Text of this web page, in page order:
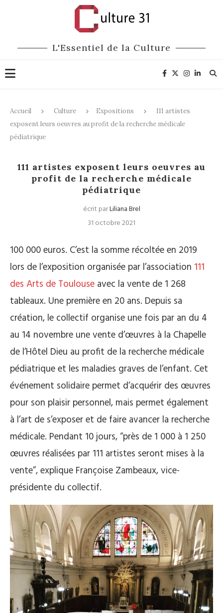
L'Essentiel de la Culture
Accueil Culture Expositions
111 artistes
exposent leurs oeuvres au profit de la recherche médicale
pédiatrique
111 artistes exposent leurs oeuvres au
profit de la recherche médicale
pédiatrique
écrit parLiliana Brel
31 octobre 2021
100 000 euros. C’est la somme récoltée en 2019
lors de l’exposition organisée par l’association 111
des Arts de Toulouse avec la vente de 1 268
tableaux. Une première en 20 ans. Depuis sa
création, le collectif organise une fois par an du 4
au 14 novembre une vente d’œuvres à la Chapelle
de l’Hôtel Dieu au profit de la recherche médicale
pédiatrique et les maladies graves de l’enfant. Cet
événement solidaire permet d’acquérir des œuvres
pour son plaisir personnel, mais permet également
à l’art de s’exposer et de faire avancer la recherche
médicale. Pendant 10 jours, “près de 1 000 à 1 250
œuvres réalisées par 111 artistes seront mises à la
vente”, explique Françoise Zambeaux, vice-
présidente du collectif.